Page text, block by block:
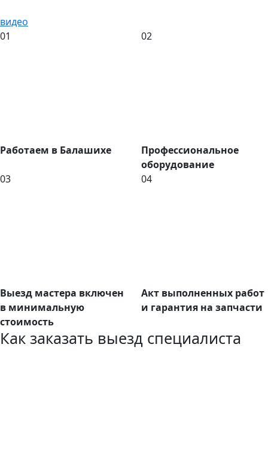
видео
01
Работаем в Балашихе
02
Профессиональное
оборудование
03
Выезд мастера включен
в минимальную
стоимость
04
Акт выполненных работ
и гарантия на запчасти
Как заказать выезд специалиста